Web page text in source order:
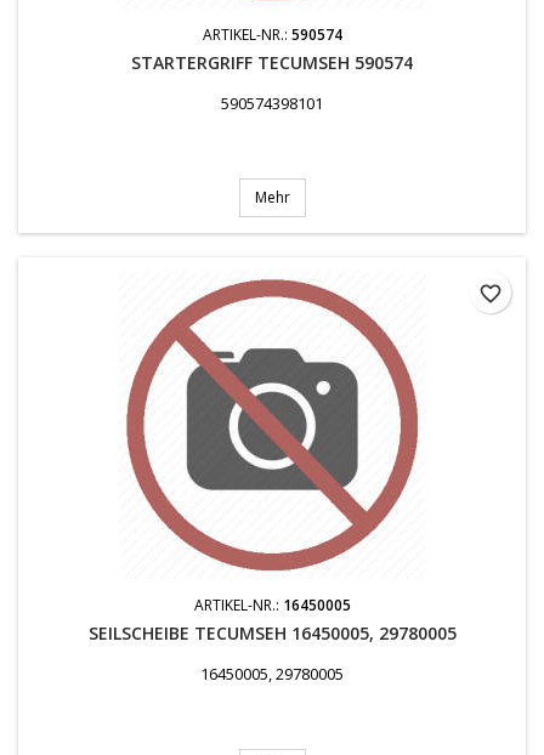
ARTIKEL-NR.: 590574
STARTERGRIFF TECUMSEH 590574
590574398101
Mehr
ARTIKEL-NR.: 16450005
SEILSCHEIBE TECUMSEH 16450005, 29780005
16450005, 29780005
favorite_border